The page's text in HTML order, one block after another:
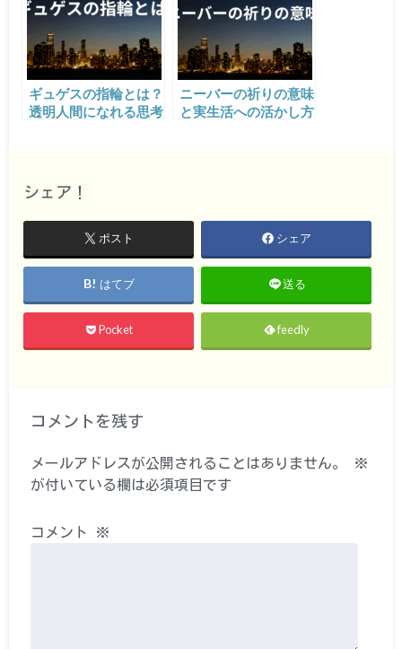
ギュゲスの指輪とは？
透明人間になれる思考
ニーバーの祈りの意味
と実生活への活かし方
シェア！
ポスト シェア
はてブ 送る
Pocket feedly
コメントを残す
メールアドレスが公開されることはありません。
※
が付いている欄は必須項目です
コメント ※